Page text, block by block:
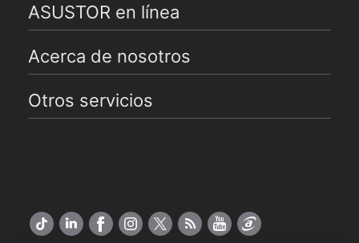
ASUSTOR en línea
Acerca de nosotros
Otros servicios